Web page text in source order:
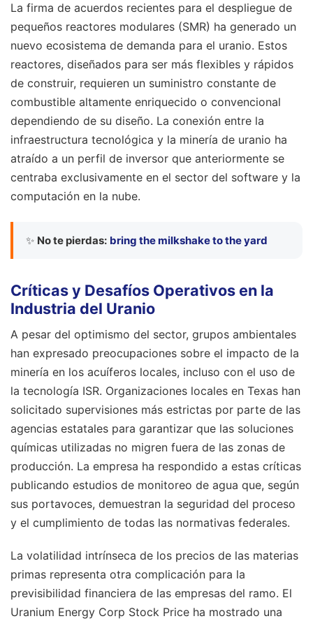
La firma de acuerdos recientes para el despliegue de
pequeños reactores modulares (SMR) ha generado un
nuevo ecosistema de demanda para el uranio. Estos
reactores, diseñados para ser más flexibles y rápidos
de construir, requieren un suministro constante de
combustible altamente enriquecido o convencional
dependiendo de su diseño. La conexión entre la
infraestructura tecnológica y la minería de uranio ha
atraído a un perfil de inversor que anteriormente se
centraba exclusivamente en el sector del software y la
computación en la nube.
✨ No te pierdas: bring the milkshake to the yard
Críticas y Desafíos Operativos en la
Industria del Uranio
A pesar del optimismo del sector, grupos ambientales
han expresado preocupaciones sobre el impacto de la
minería en los acuíferos locales, incluso con el uso de
la tecnología ISR. Organizaciones locales en Texas han
solicitado supervisiones más estrictas por parte de las
agencias estatales para garantizar que las soluciones
químicas utilizadas no migren fuera de las zonas de
producción. La empresa ha respondido a estas críticas
publicando estudios de monitoreo de agua que, según
sus portavoces, demuestran la seguridad del proceso
y el cumplimiento de todas las normativas federales.
La volatilidad intrínseca de los precios de las materias
primas representa otra complicación para la
previsibilidad financiera de las empresas del ramo. El
Uranium Energy Corp Stock Price ha mostrado una